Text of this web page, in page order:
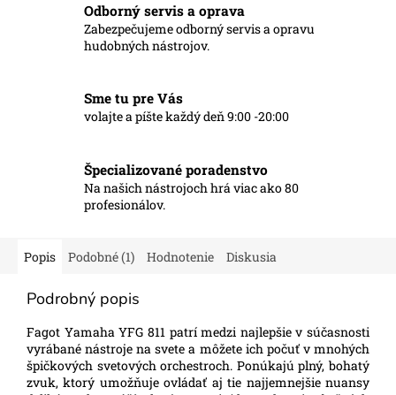
Odborný servis a oprava
Zabezpečujeme odborný servis a opravu
hudobných nástrojov.
Sme tu pre Vás
volajte a píšte každý deň 9:00 -20:00
Špecializované poradenstvo
Na našich nástrojoch hrá viac ako 80
profesionálov.
Popis Podobné (1) Hodnotenie Diskusia
Podrobný popis
Fagot Yamaha YFG 811 patrí medzi najlepšie v súčasnosti
vyrábané nástroje na svete a môžete ich počuť v mnohých
špičkových svetových orchestroch. Ponúkajú plný, bohatý
zvuk, ktorý umožňuje ovládať aj tie najjemnejšie nuansy